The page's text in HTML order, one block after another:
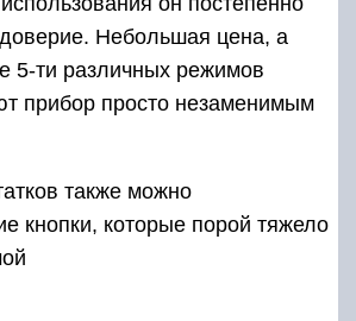
Небольшая цена, а
5-ти различных режимов
прибор просто незаменимым
также можно
кнопки, которые порой тяжело